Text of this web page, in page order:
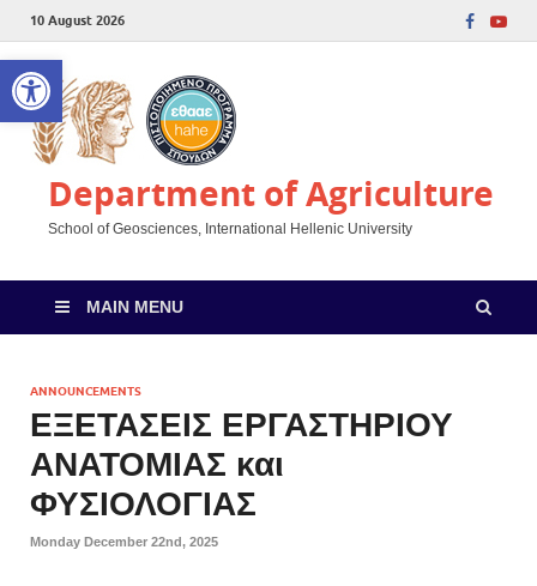
Open toolbar
10 August 2026
Department of Agriculture
School of Geosciences, International Hellenic University
MAIN MENU
ANNOUNCEMENTS
ΕΞΕΤΑΣΕΙΣ ΕΡΓΑΣΤΗΡΙΟΥ
ΑΝΑΤΟΜΙΑΣ και
ΦΥΣΙΟΛΟΓΙΑΣ
Monday December 22nd, 2025